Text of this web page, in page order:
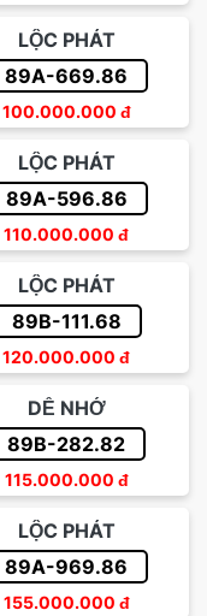
LỘC PHÁT
89A-669.86
100.000.000 đ
LỘC PHÁT
89A-596.86
110.000.000 đ
LỘC PHÁT
89B-111.68
120.000.000 đ
DỄ NHỚ
89B-282.82
115.000.000 đ
LỘC PHÁT
89A-969.86
155.000.000 đ